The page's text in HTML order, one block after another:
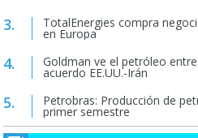
TotalEnergies compra
en Europa
Goldman ve el petróleo
acuerdo EE.UU.-Irán
Petrobras: Producción de
primer semestre